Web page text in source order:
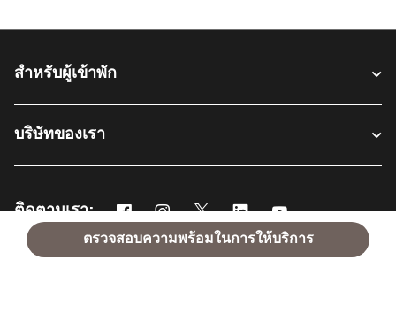
ตรวจสอบความพร้อมในการให้บริการ
สำหรับผู้เข้าพัก​
บริษัทของเรา
ติดตามเรา:
Facebook
เปิดในหน้าต่างใหม่
Instagram
เปิดในหน้าต่างใหม่
Twitter
เปิดในหน้าต่างใหม่
Linkedin
เปิดในหน้าต่างใหม่
Youtube
เปิดในหน้าต่างใหม่